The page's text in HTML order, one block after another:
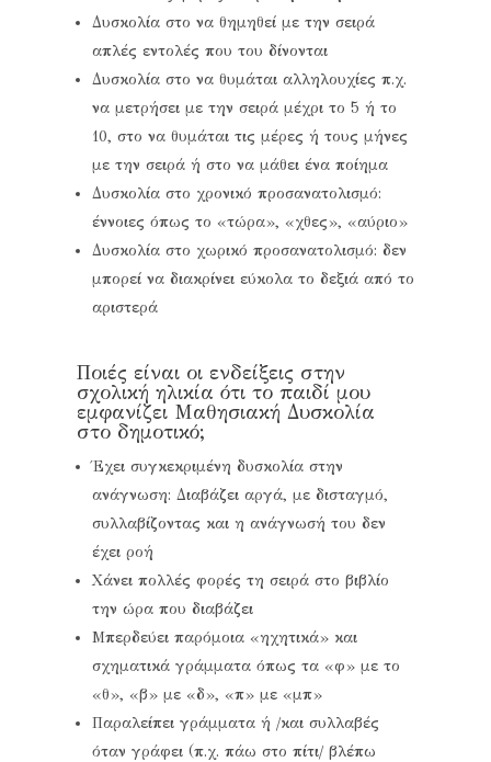
Δυσκολία στο να θημηθεί με την σειρά
απλές εντολές που του δίνονται
Δυσκολία στο να θυμάται αλληλουχίες π.χ.
να μετρήσει με την σειρά μέχρι το 5 ή το
10, στο να θυμάται τις μέρες ή τους μήνες
με την σειρά ή στο να μάθει ένα ποίημα
Δυσκολία στο χρονικό προσανατολισμό:
έννοιες όπως το «τώρα», «χθες», «αύριο»
Δυσκολία στο χωρικό προσανατολισμό: δεν
μπορεί να διακρίνει εύκολα το δεξιά από το
αριστερά
Ποιές είναι οι ενδείξεις στην
σχολική ηλικία ότι το παιδί μου
εμφανίζει Μαθησιακή Δυσκολία
στο δημοτικό;
Έχει συγκεκριμένη δυσκολία στην
ανάγνωση: Διαβάζει αργά, με δισταγμό,
συλλαβίζοντας και η ανάγνωσή του δεν
έχει ροή
Χάνει πολλές φορές τη σειρά στο βιβλίο
την ώρα που διαβάζει
Μπερδεύει παρόμοια «ηχητικά» και
σχηματικά γράμματα όπως τα «φ» με το
«θ», «β» με «δ», «π» με «μπ»
Παραλείπει γράμματα ή /και συλλαβές
όταν γράφει (π.χ. πάω στο πίτι/ βλέπω